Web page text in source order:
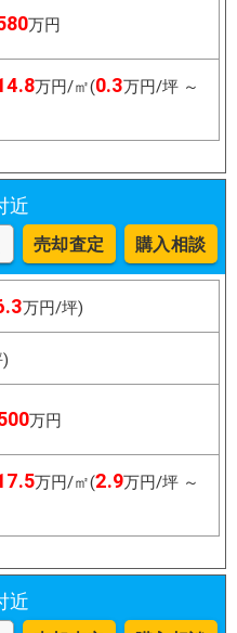
万円
万円/㎡(0.3万円/坪 ～
近
売却査定 購入相談
万円/坪)
万円
万円/㎡(2.9万円/坪 ～
近